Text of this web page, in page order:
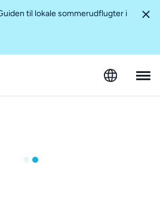
til lokale sommerudflugter i